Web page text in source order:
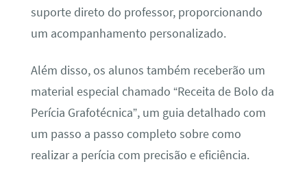
suporte direto do professor, proporcionando
um acompanhamento personalizado.
Além disso, os alunos também receberão um
material especial chamado “Receita de Bolo da
Perícia Grafotécnica”, um guia detalhado com
um passo a passo completo sobre como
realizar a perícia com precisão e eficiência.